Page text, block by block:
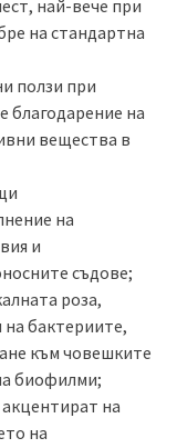
най-вече при
на стандартна
ползи при
благодарение на
вещества в
на
и
съдове;
роза,
бактериите,
към човешките
биофилми;
на
на